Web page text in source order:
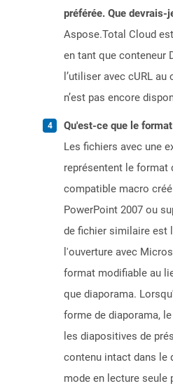
préférée. Que devrais-
Aspose.Total Cloud
en tant que conteneur
l’utiliser avec cURL
n’est pas encore
Qu'est-ce que le
Les fichiers avec une
représentent le format
compatible macro
PowerPoint 2007 ou
de fichier similaire est
l'ouverture avec
format modifiable au
que diaporama.
forme de diaporama,
les diapositives de
contenu intact dans le
mode en lecture seule